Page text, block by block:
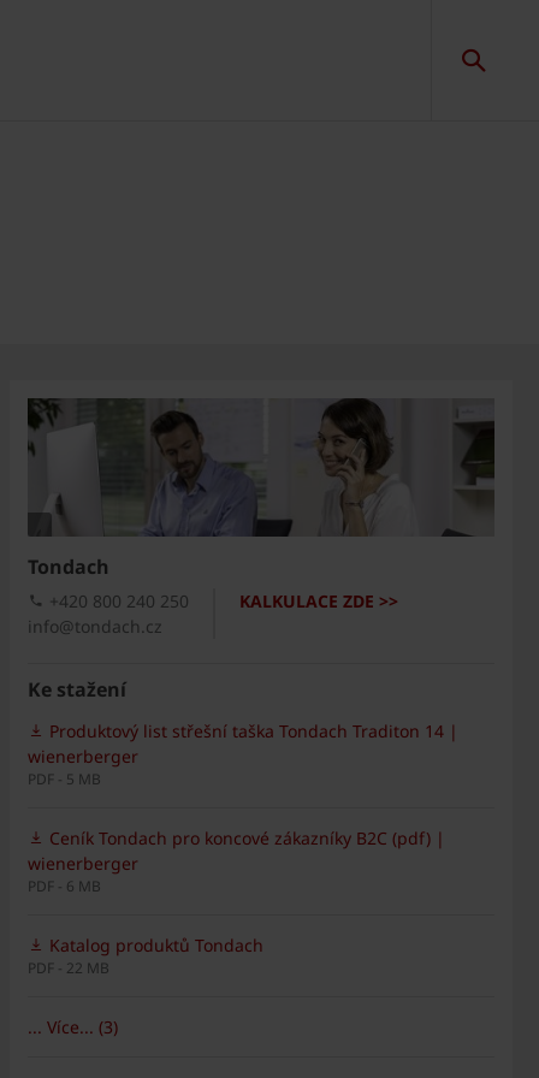
Tondach
KALKULACE ZDE >>
+420 800 240 250
info@tondach.cz
Ke stažení
Produktový list střešní taška Tondach Traditon 14 |
wienerberger
PDF - 5 MB
Ceník Tondach pro koncové zákazníky B2C (pdf) |
wienerberger
PDF - 6 MB
Katalog produktů Tondach
PDF - 22 MB
... Více... (3)